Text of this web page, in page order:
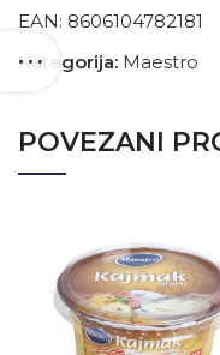
EAN: 8606104782181
Kategorija: Maestro
POVEZANI